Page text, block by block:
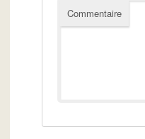
Commentaire